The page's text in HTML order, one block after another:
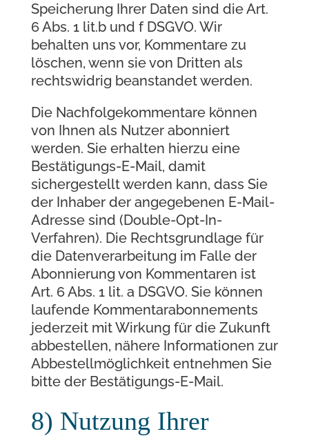
Speicherung Ihrer Daten sind die Art.
6 Abs. 1 lit.b und f DSGVO. Wir
behalten uns vor, Kommentare zu
löschen, wenn sie von Dritten als
rechtswidrig beanstandet werden.
Die Nachfolgekommentare können
von Ihnen als Nutzer abonniert
werden. Sie erhalten hierzu eine
Bestätigungs-E-Mail, damit
sichergestellt werden kann, dass Sie
der Inhaber der angegebenen E-Mail-
Adresse sind (Double-Opt-In-
Verfahren). Die Rechtsgrundlage für
die Datenverarbeitung im Falle der
Abonnierung von Kommentaren ist
Art. 6 Abs. 1 lit. a DSGVO. Sie können
laufende Kommentarabonnements
jederzeit mit Wirkung für die Zukunft
abbestellen, nähere Informationen zur
Abbestellmöglichkeit entnehmen Sie
bitte der Bestätigungs-E-Mail.
8) Nutzung Ihrer